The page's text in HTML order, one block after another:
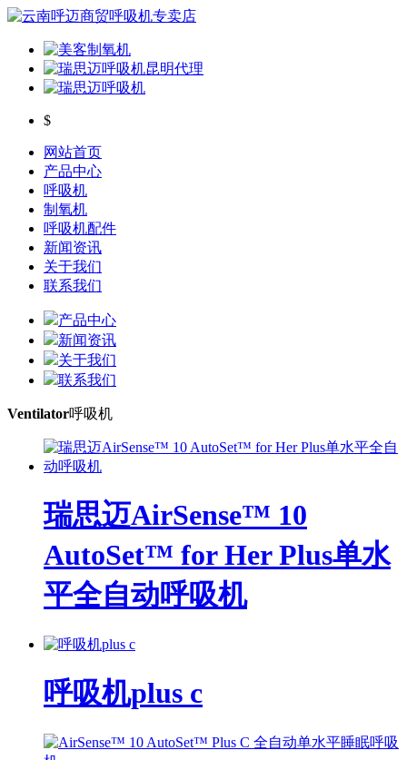
$
网站首页
产品中心
呼吸机
制氧机
呼吸机配件
新闻资讯
关于我们
联系我们
产品中心
新闻资讯
关于我们
联系我们
Ventilator呼吸机
瑞思迈AirSense™ 10
AutoSet™ for Her Plus单水
平全自动呼吸机
呼吸机plus c